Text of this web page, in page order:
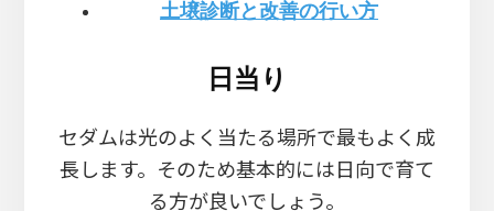
土壌診断と改善の行い方
日当り
セダムは光のよく当たる場所で最もよく成
長します。そのため基本的には日向で育て
る方が良いでしょう。